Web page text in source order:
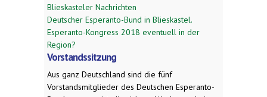
Blieskasteler Nachrichten
Deutscher Esperanto-Bund in Blieskastel.
Esperanto-Kongress 2018 eventuell in der
Region?
Vorstandssitzung
Aus ganz Deutschland sind die fünf
Vorstandsmitglieder des Deutschen Esperanto-